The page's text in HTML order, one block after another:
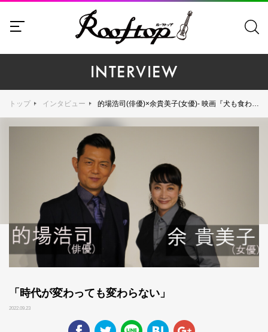
INTERVIEW
トップ インタビュー 的場浩司(俳優)×余貴美子(女優)- 映画『犬も食わねどチャーリーは笑う』時代が変わっても変わらない
「時代が変わっても変わらない」
2022.09.23